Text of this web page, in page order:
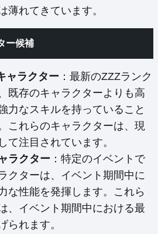
薄れてきています。
ー候補
ャラクター ：最新のZZZランク
既存のキャラクターよりも高
力なスキルを持っていること
これらのキャラクターは、現
て注目されています。
ラクター ：特定のイベントで
クターは、イベント期間中に
な性能を発揮します。これら
、イベント期間中における最
られます。